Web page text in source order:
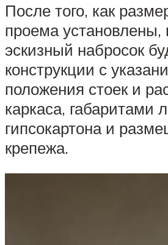
После того, как
проема установлены,
эскизный набросок
конструкции с
положения стоек и
каркаса, габаритами
гипсокартона и
крепежа.